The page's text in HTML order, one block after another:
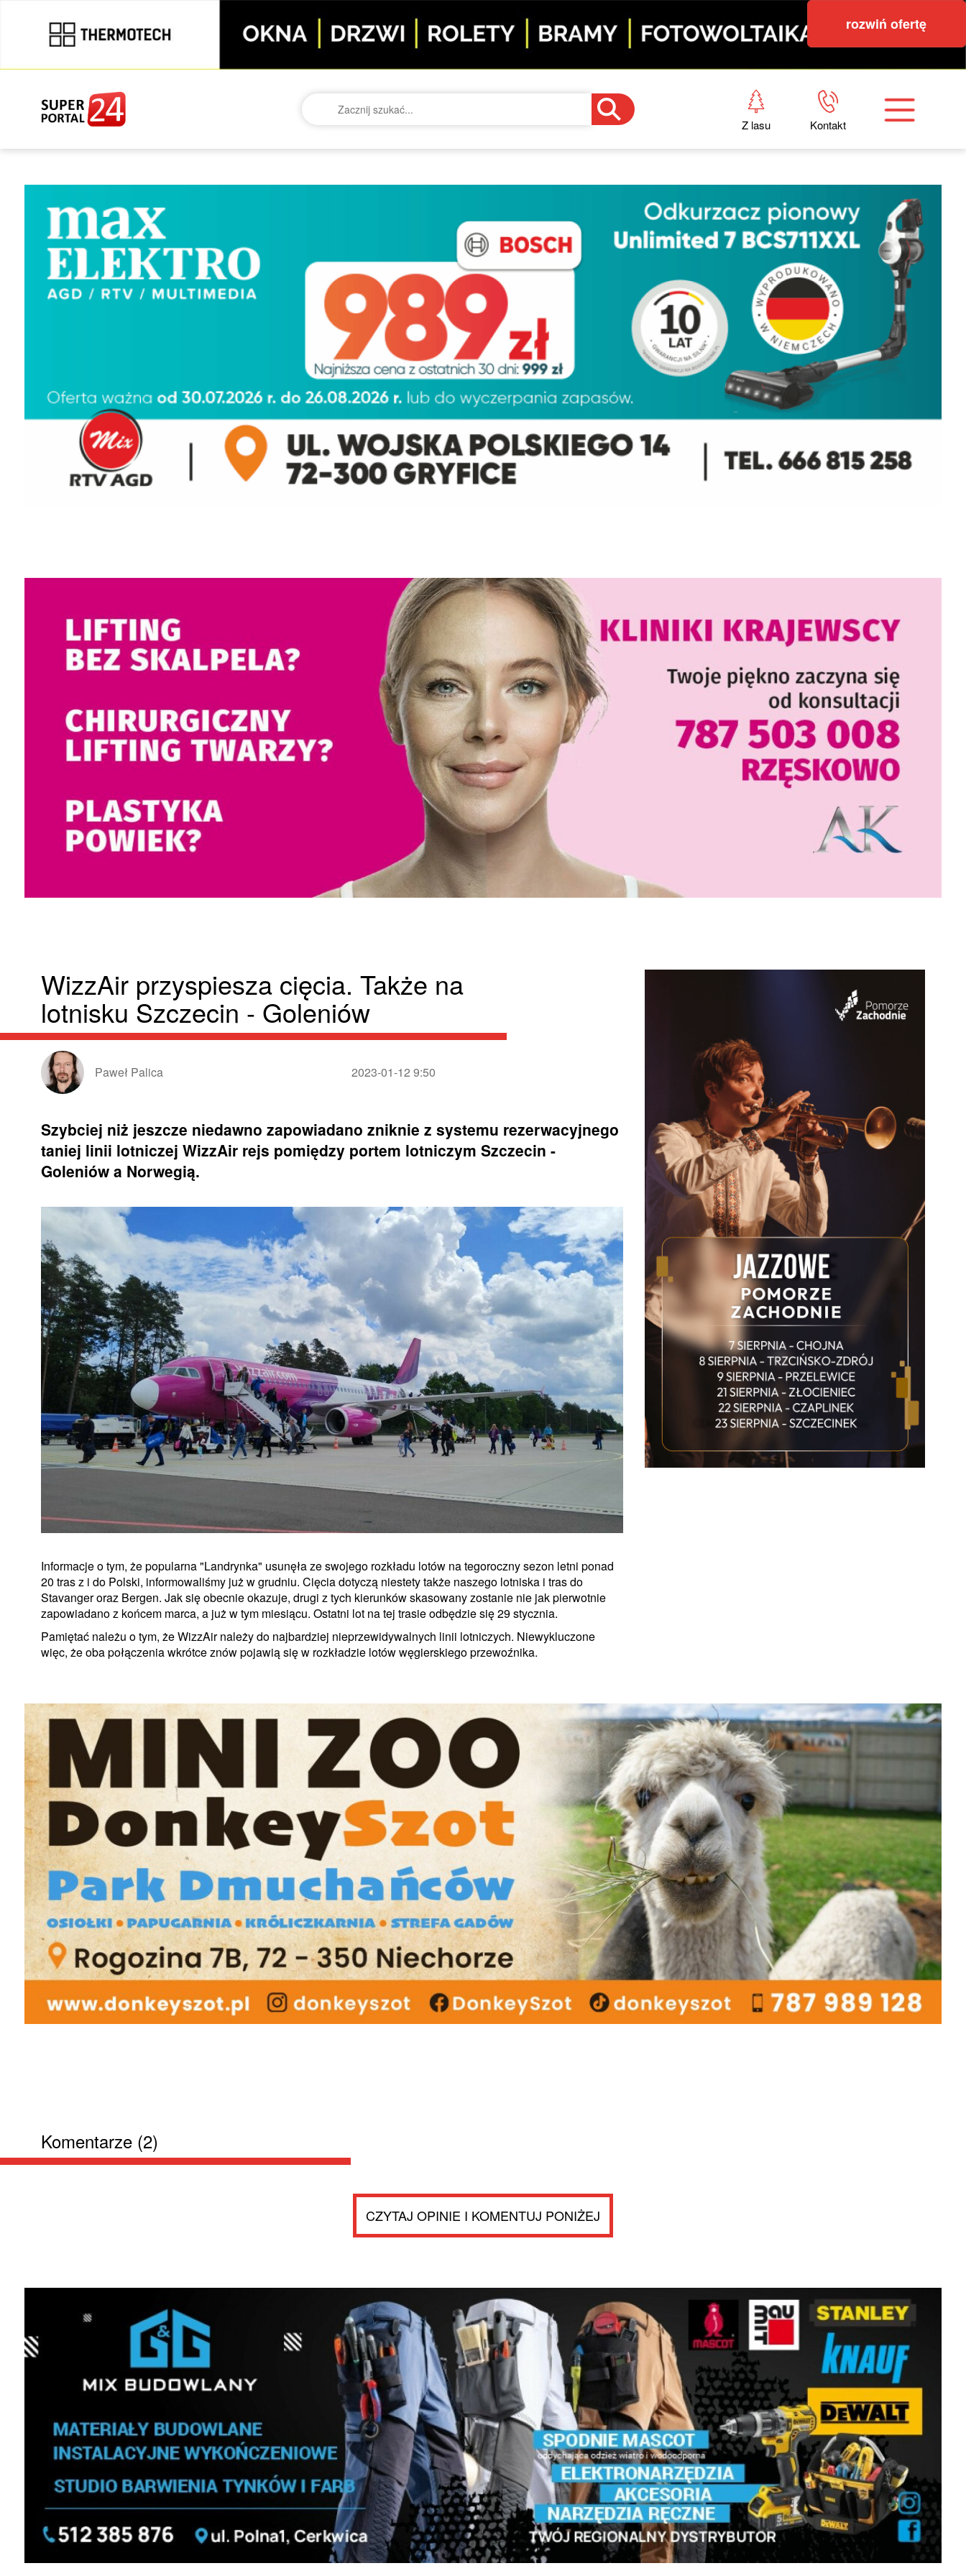
rozwiń ofertę
Z lasu Kontakt
WizzAir przyspiesza cięcia. Także na
lotnisku Szczecin - Goleniów
Paweł Palica 2023-01-12 9:50
Szybciej niż jeszcze niedawno zapowiadano zniknie z systemu rezerwacyjnego
taniej linii lotniczej WizzAir rejs pomiędzy portem lotniczym Szczecin -
Goleniów a Norwegią.
Informacje o tym, że popularna "Landrynka" usunęła ze swojego rozkładu lotów na tegoroczny sezon letni ponad
20 tras z i do Polski, informowaliśmy już w grudniu. Cięcia dotyczą niestety także naszego lotniska i tras do
Stavanger oraz Bergen. Jak się obecnie okazuje, drugi z tych kierunków skasowany zostanie nie jak pierwotnie
zapowiadano z końcem marca, a już w tym miesiącu. Ostatni lot na tej trasie odbędzie się 29 stycznia.
Pamiętać należu o tym, że WizzAir należy do najbardziej nieprzewidywalnych linii lotniczych. Niewykluczone
więc, że oba połączenia wkrótce znów pojawią się w rozkładzie lotów węgierskiego przewoźnika.
Komentarze (2)
CZYTAJ OPINIE I KOMENTUJ PONIŻEJ